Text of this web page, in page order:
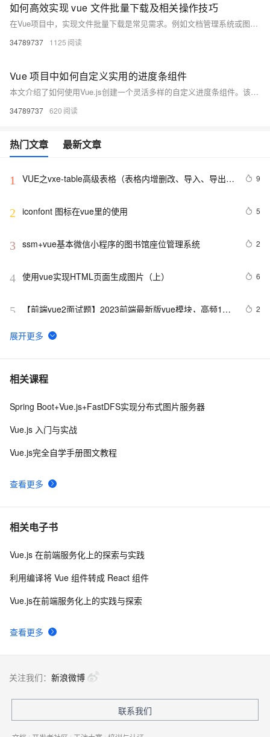
如何高效实现 vue 文件批量下载及相关操作技巧
在Vue项目中，实现文件批量下载是常见需求。例如文档管理系统或图片库应用中，用户可能需要一次性下载多个文件。本文介绍了三种技术方案：1) 使用`file-saver`和`jszip`插件在前端打包文件为ZIP并下载；2) 借助后端接口完成文件压缩与传输；3) 使用`StreamSaver`解决大文件下载问题。同时，通过在线教育平台的实例详细说明了前后端的具体实现步骤，帮助开发者根据项目需求选择合适方案。
34789737 1125
Vue 项目中如何自定义实用的进度条组件
本文介绍了如何使用Vue.js创建一个灵活多样的自定义进度条组件。该组件可接受进度段数据数组作为输入，动态渲染进度段，支持动画效果和内容展示。当进度超出总长时，超出部分将以红色填充。文章详细描述了组件的设计目标、实现步骤（包括props定义、宽度计算、模板渲染、动画处理及超出部分的显示），并提供了使用示例。通过此组件，开发者可根据项目需求灵活展示进度情况，优化用户体验。资源地址：[https://pan.quark.cn/s/35324205c62b](https://pan.quark.cn/s/35324205c62b)。
34789737 620
热门文章 最新文章
1
VUE之vxe-table高级表格（表格内增删改、导入、导出、
9
2 iconfont 图标在vue里的使用 5
3 ssm+vue基本微信小程序的图书馆座位管理系统 2
4 使用vue实现HTML页面生成图片（上） 6
5
【前端vue2面试题】2023前端最新版vue模块，高频17
2
6
从零带你手把手实现Vue3响应式原理-下（Map和Set的处
7 3分钟搞懂Vue整合Echarts实现可视化界面
8 vue3源码解析 --- 组件渲染：vnode 到真实 DOM 是如何
二 （页面布局与兼容）
相关课程
查看更多
Spring Boot+Vue.js+FastDFS实现分布式图片服务器
Vue.js 入门与实战
Vue.js完全自学手册图文教程
相关电子书
查看更多
Vue.js 在前端服务化上的探索与实践
利用编译将 Vue 组件转成 React 组件
Vue.js在前端服务化上的实践与探索
关注我们： 新浪微博
联系我们